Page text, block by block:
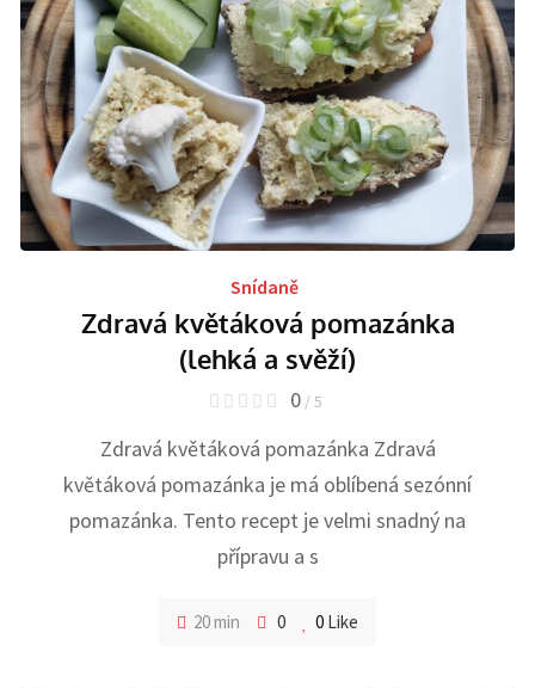
Snídaně
Zdravá květáková pomazánka
(lehká a svěží)
0 / 5
Zdravá květáková pomazánka Zdravá
květáková pomazánka je má oblíbená sezónní
pomazánka. Tento recept je velmi snadný na
přípravu a s
20 min 0 0 Like